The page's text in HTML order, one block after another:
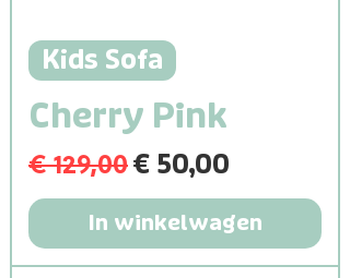
Kids Sofa
Cherry Pink
Normale prijs
€ 129,00Verkoopprijs
€ 50,00
In winkelwagen